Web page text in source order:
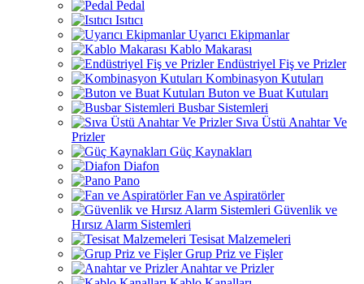
Pedal
Isıtıcı
Uyarıcı Ekipmanlar
Kablo Makarası
Endüstriyel Fiş ve Prizler
Kombinasyon Kutuları
Buton ve Buat Kutuları
Busbar Sistemleri
Sıva Üstü Anahtar Ve
Prizler
Güç Kaynakları
Diafon
Pano
Fan ve Aspiratörler
Güvenlik ve
Hırsız Alarm Sistemleri
Tesisat Malzemeleri
Grup Priz ve Fişler
Anahtar ve Prizler